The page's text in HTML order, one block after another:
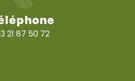
21 87 50 72